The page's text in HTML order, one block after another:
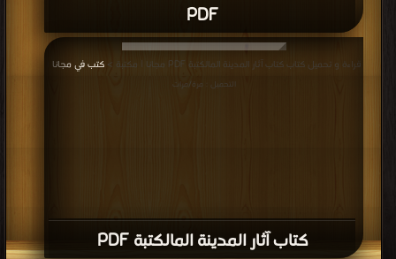
PDF
كتاب آثار المدينة المالكتبة PDF
قراءة و تحميل كتاب كتاب آثار المدينة المالكتبة PDF مجانا | مكتبة > كتب في مجانا
التحميل : مرة/مرات